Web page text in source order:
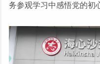
务参观学习中感悟党的初